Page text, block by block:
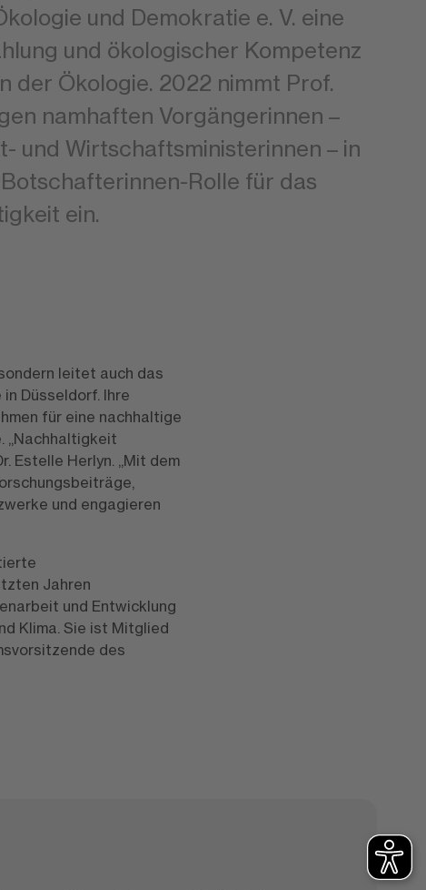
und Demokratie e. V. eine
und ökologischer Kompetenz
der Ökologie. 2022 nimmt Prof.
namhaften Vorgängerinnen –
und Wirtschaftsministerinnen – in
Rolle für das
ein.
leitet auch das
Düsseldorf. Ihre
für eine nachhaltige
„Nachhaltigkeit
Estelle Herlyn. „Mit dem
und engagieren
Jahren
und Entwicklung
Klima. Sie ist Mitglied
des